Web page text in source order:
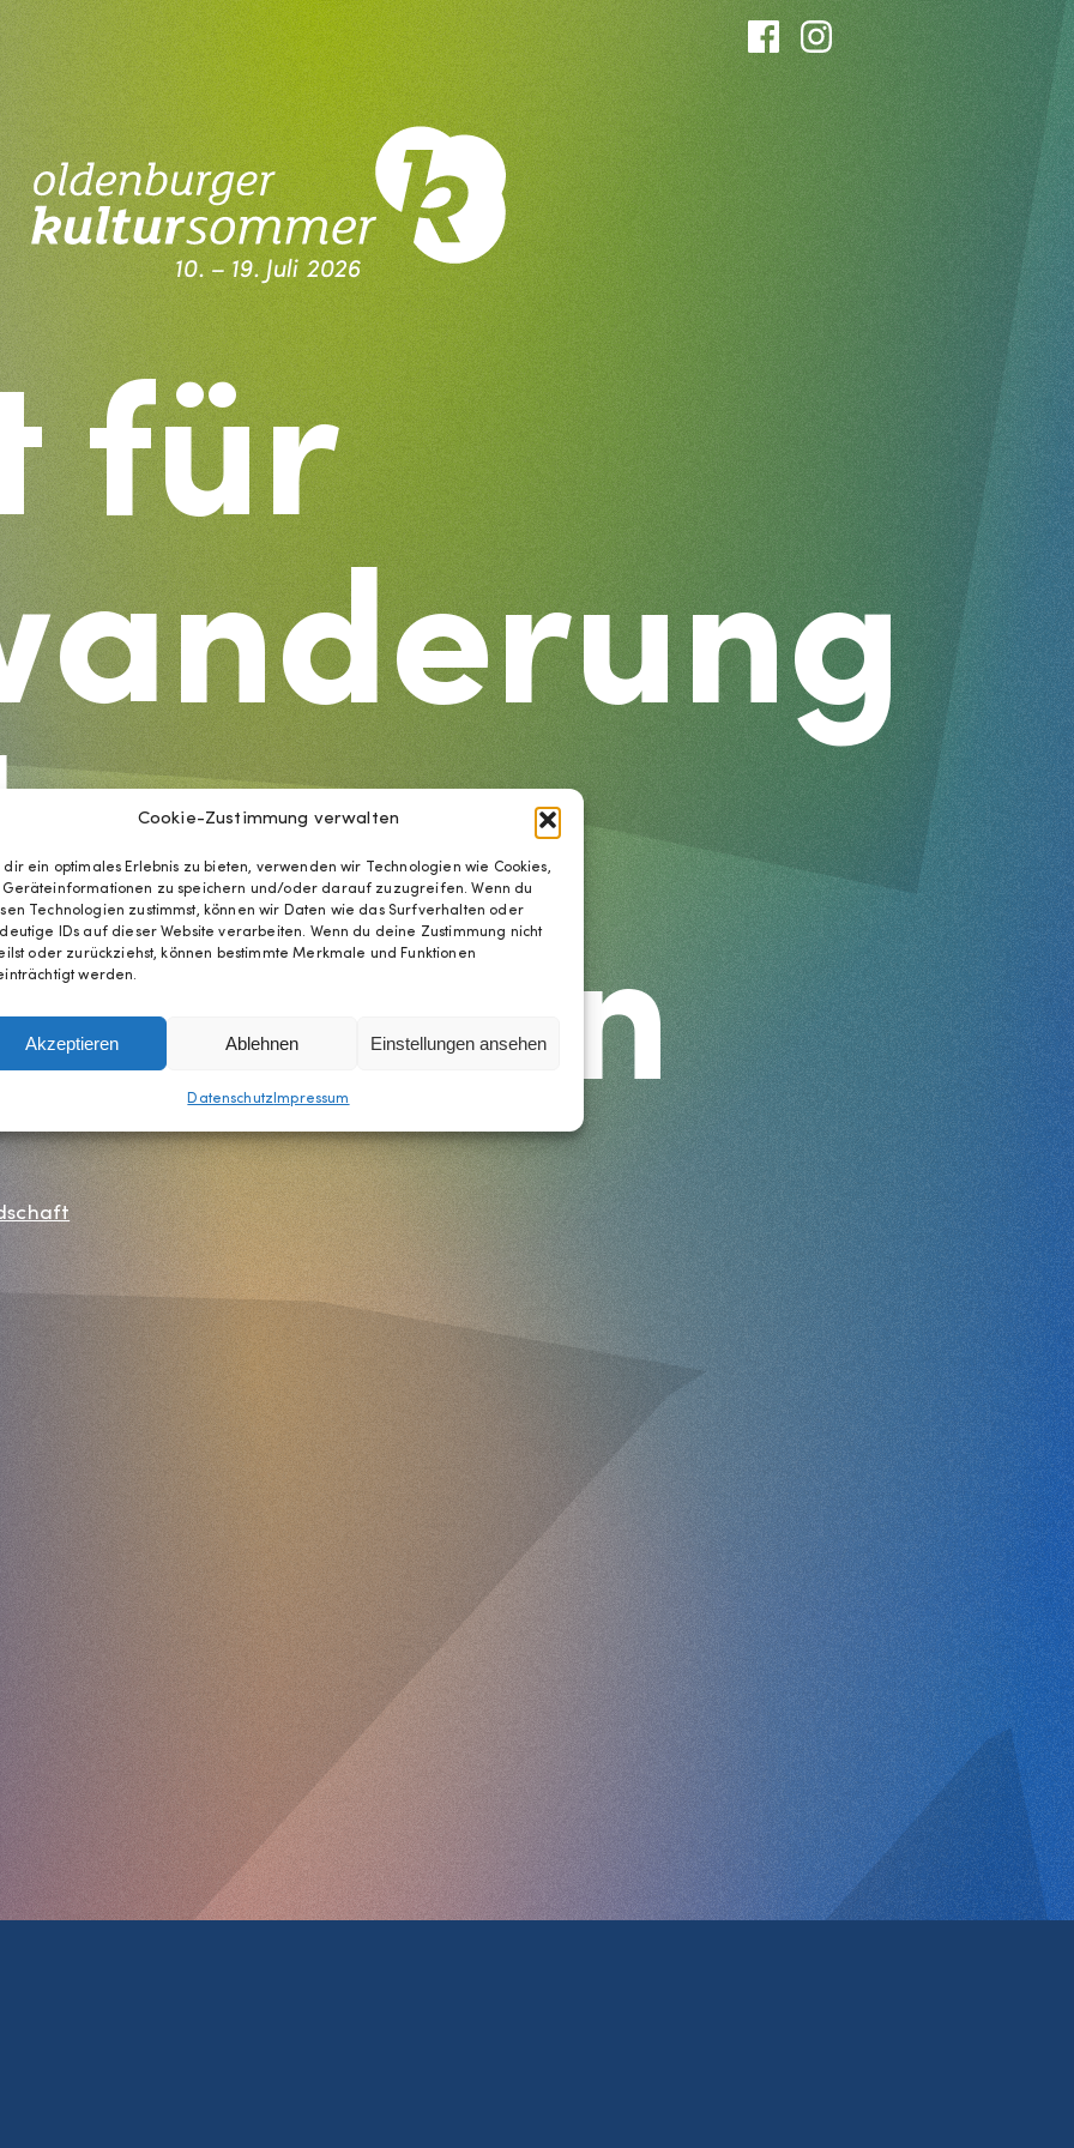
Cookie-Zustimmung verwalten
dir ein optimales Erlebnis zu bieten, verwenden wir Technologien wie Cookies,
Geräteinformationen zu speichern und/oder darauf zuzugreifen. Wenn du
Technologien zustimmst, können wir Daten wie das Surfverhalten oder
IDs auf dieser Website verarbeiten. Wenn du deine Zustimmung nicht
oder zurückziehst, können bestimmte Merkmale und Funktionen
werden.
Akzeptieren Ablehnen Einstellungen ansehen
Datenschutz Impressum
Kultursommer Oldenburg
10. – 19. Juli 2026
für